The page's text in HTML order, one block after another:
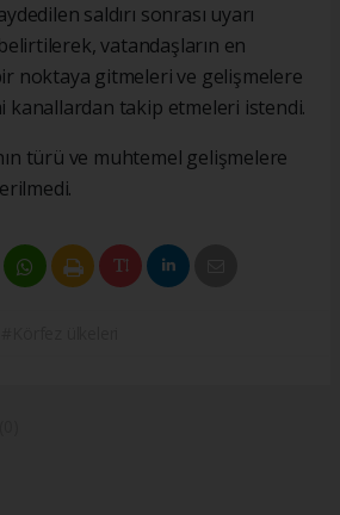
saldırı sonrası uyarı
vatandaşların en
noktaya gitmeleri ve gelişmelere
kanallardan takip etmeleri istendi.
türü ve muhtemel gelişmelere